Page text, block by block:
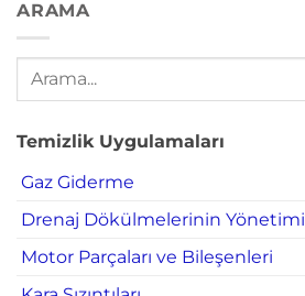
ARAMA
Temizlik Uygulamaları
Gaz Giderme
Drenaj Dökülmelerinin Yönetimi
Motor Parçaları ve Bileşenleri